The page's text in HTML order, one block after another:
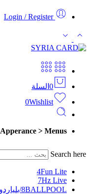
Login / Register
0 السلة
0Wishlist
Apperance > Menus
Search here
4Fun Lite
7Hz Live
8BALLPOOL/بلياردو 8